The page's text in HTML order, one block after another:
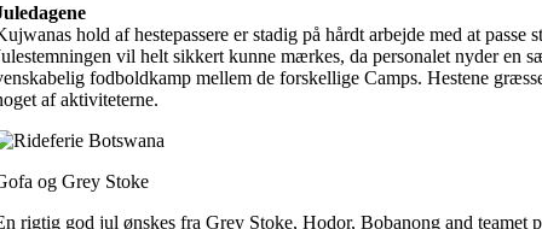
hold af hestepassere er stadig på hårdt arbejde med at passe
vil helt sikkert kunne mærkes, da personalet nyder en
fodboldkamp mellem de forskellige Camps. Hestene
af aktiviteterne.
og Grey Stoke
rigtig god jul ønskes fra Grey Stoke, Hodor, Bobanong and teamet